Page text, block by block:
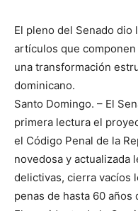
El pleno del Senado
artículos que
una transformación
dominicano.
Santo Domingo. – El
primera lectura el
el Código Penal de la
novedosa y actualizada
delictivas, cierra vacíos
penas de hasta 60 años